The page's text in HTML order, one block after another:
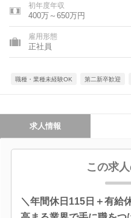
初年度年収
400万～650万円
雇用形態
正社員
職種・業種未経験OK 第二新卒歓迎
求人情報
この求
＼年間休日115日＋有給